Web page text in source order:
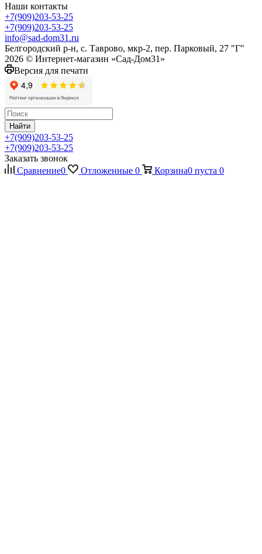
Наши контакты
+7(909)203-53-25
+7(909)203-53-25
info@sad-dom31.ru
Белгородский р-н, с. Таврово, мкр-2, пер. Парковый, 27 "Г"
2026 © Интернет-магазин «Сад-Дом31»
Версия для печати
Найти
+7(909)203-53-25
+7(909)203-53-25
Заказать звонок
Сравнение0 Отложенные 0 Корзина0 пуста 0